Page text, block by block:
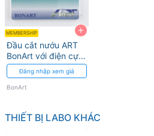
+
MEMBERSHIP
Đầu cắt nướu ART
BonArt với điện cực
Diamond và Heavy
ball
Đăng nhập xem giá
BonArt
THIẾT BỊ LABO KHÁC